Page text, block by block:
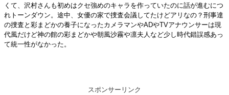
くて、沢村さんも初めはクセ強めのキャラを作っていたのに話が進むにつ
れトーンダウン。途中、女優の家で捜査会議してたけどアリなの？刑事達
の捜査と彩まどかの養子になったカメラマンやADやTVアナウンサーは現
代風だけど神の館の彩まどかや朝風沙霧や凛夫人など少し時代錯誤感あっ
て統一性がなかった。
スポンサーリンク